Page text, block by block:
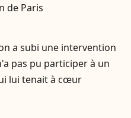
de Paris
a subi une intervention
pas pu participer à un
lui tenait à cœur